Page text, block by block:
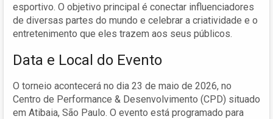
esportivo. O objetivo principal é conectar influenciadores
de diversas partes do mundo e celebrar a criatividade e o
entretenimento que eles trazem aos seus públicos.
Data e Local do Evento
O torneio acontecerá no dia 23 de maio de 2026, no
Centro de Performance & Desenvolvimento (CPD) situado
em Atibaia, São Paulo. O evento está programado para